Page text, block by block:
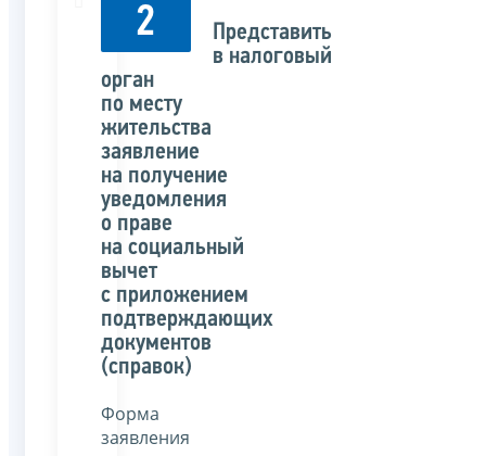
2
Представить
в налоговый
орган
по месту
жительства
заявление
на получение
уведомления
о праве
на социальный
вычет
с приложением
подтверждающих
документов
(справок)
Форма
заявления